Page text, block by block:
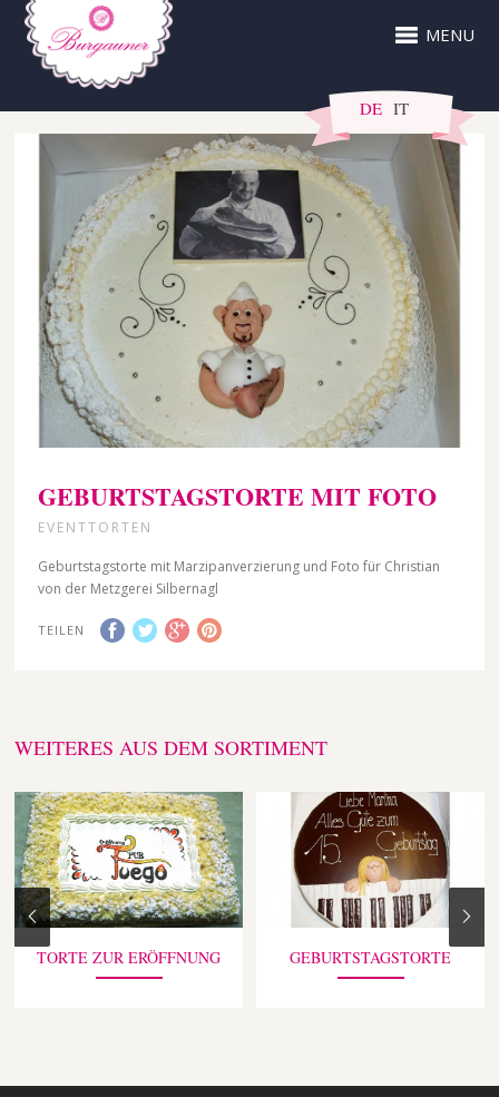
MENU
DE IT
GEBURTSTAGSTORTE MIT FOTO
EVENTTORTEN
Geburtstagstorte mit Marzipanverzierung und Foto für Christian
von der Metzgerei Silbernagl
TEILEN
WEITERES AUS DEM SORTIMENT
TORTE ZUR ERÖFFNUNG GEBURTSTAGSTORTE